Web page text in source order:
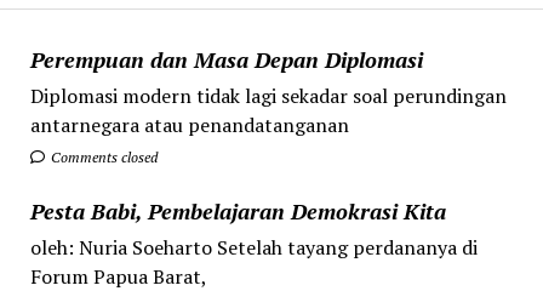
Perempuan dan Masa Depan Diplomasi
Diplomasi modern tidak lagi sekadar soal perundingan
antarnegara atau penandatanganan
Comments closed
Pesta Babi, Pembelajaran Demokrasi Kita
oleh: Nuria Soeharto Setelah tayang perdananya di
Forum Papua Barat,